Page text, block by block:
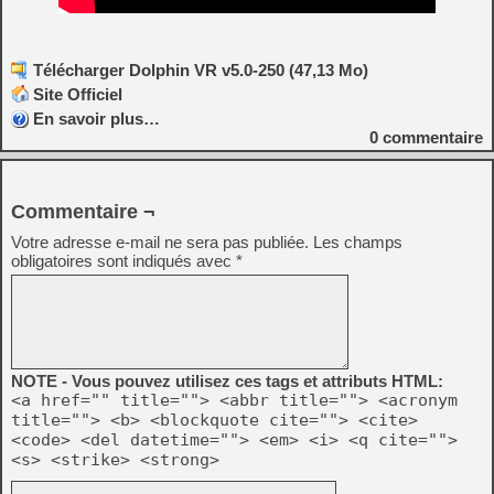
Télécharger Dolphin VR v5.0-250 (47,13 Mo)
Site Officiel
En savoir plus…
0 commentaire
Commentaire ¬
Votre adresse e-mail ne sera pas publiée. Les champs
obligatoires sont indiqués avec *
NOTE - Vous pouvez utilisez ces tags et attributs HTML:
<a href="" title=""> <abbr title=""> <acronym
title=""> <b> <blockquote cite=""> <cite>
<code> <del datetime=""> <em> <i> <q cite="">
<s> <strike> <strong>